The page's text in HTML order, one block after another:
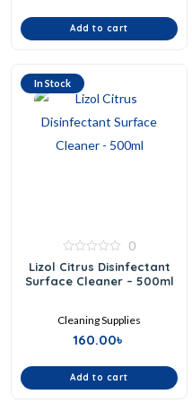
Add to cart
In Stock
0
out
of
0
Lizol Citrus Disinfectant
Surface Cleaner – 500ml
Cleaning Supplies
160.00৳
Add to cart